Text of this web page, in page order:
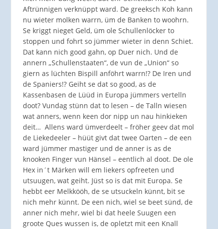
Aftrünnigen verknüppt ward. De greeksch Koh kann
nu wieter molken warrn, üm de Banken to woohrn.
Se kriggt nieget Geld, üm ole Schullenlöcker to
stoppen und fohrt so jümmer wieter in denn Schiet.
Dat kann nich good gahn, op Duer nich. Und de
annern „Schullenstaaten“, de vun de „Union“ so
giern as lüchten Bispill anföhrt warrn!? De Iren und
de Spaniers!? Geiht se dat so good, as de
Kassenbasen de Lüüd in Europa jümmers vertelln
doot? Vundag stünn dat to lesen – de Talln wiesen
wat anners, wenn keen dor nipp un nau hinkieken
deit… Allens ward ümverdeelt – fröher geev dat mol
de Liekedeeler – hüüt givt dat twee Oarten – de een
ward jümmer mastiger und de anner is as de
knooken Finger vun Hänsel – eentlich al doot. De ole
Hex in´t Märken will em liekers opfreeten und
utsuugen, wat geiht. Jüst so is dat mit Europa. Se
hebbt eer Melkkööh, de se utsuckeln künnt, bit se
nich mehr künnt. De een nich, wiel se beet sünd, de
anner nich mehr, wiel bi dat heele Suugen een
groote Ques wussen is, de opletzt mit een Knall